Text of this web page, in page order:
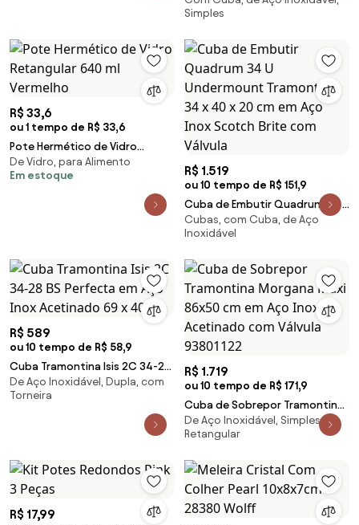
Acetinado 69 x 49 cm com
Sabão Tábua e Cesto
Simples
R$ 33,6
ou 1 tempo de R$ 33,6
Pote Hermético de Vidro
Retangular 640 ml Vermelho
De Vidro, para Alimento
Em estoque
R$ 1.519
ou 10 tempo de R$ 151,9
Cuba de Embutir Quadrum 34 U
Undermount Tramontina 34 x
40 x 20 cm em Aço Inox Scotch
Cubas, com Cuba, de Aço
Inoxidável
R$ 589
ou 10 tempo de R$ 58,9
Cuba Tramontina Isis 2C 34-28
BS Perfecta em Aço Inox
Acetinado 69 x 40 cm
De Aço Inoxidável, Dupla, com
Torneira
R$ 1.719
ou 10 tempo de R$ 171,9
Cuba de Sobrepor Tramontina
Morgana Maxi 86x50 cm em
Aço Inox Acetinado com Válvula
De Aço Inoxidável, Simples,
Retangular
R$ 17,99